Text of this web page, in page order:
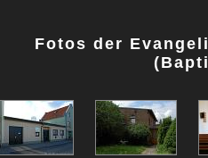
Fotos der